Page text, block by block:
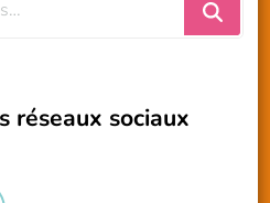
réseaux sociaux